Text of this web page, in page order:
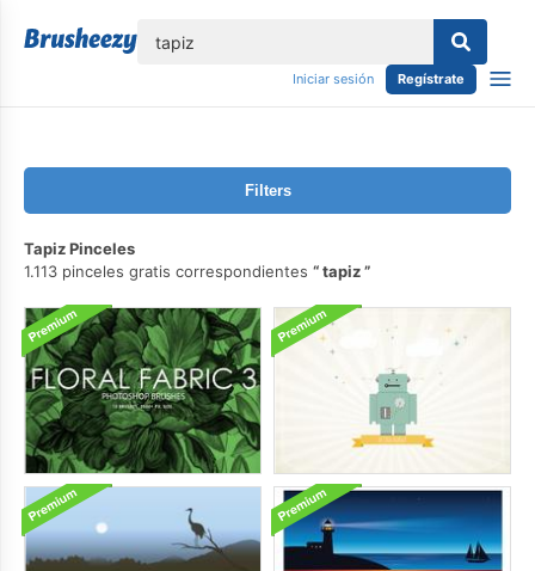
Iniciar sesión Regístrate
Filters
Tapiz Pinceles
1.113 pinceles gratis correspondientes
tapiz